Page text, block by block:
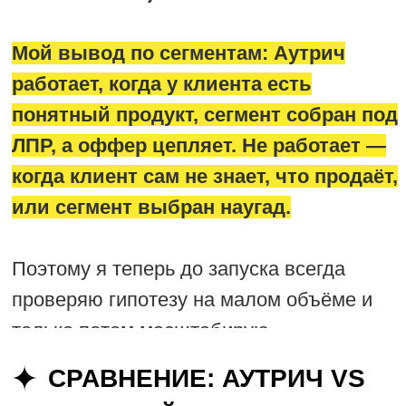
Ваш продуктдолжен быть понятен
и упакован
Ваш сегмент -кто ЛПР, где они
живут в интернете
Ваша готовностьобрабатывать
лиды и доводить до сделки
Мои услуги -
внедрение технологии
или лиды под ключ
Вариант 1:Воспользоваться моей
услугой - пилот на аутрич, если берёте
лиды под ключ. Стоимость:
Вариант 2:Внедрить технологию аутрича
под ключ в свой бизнес через меня.